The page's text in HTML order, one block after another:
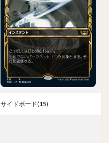
サイドボード(15)